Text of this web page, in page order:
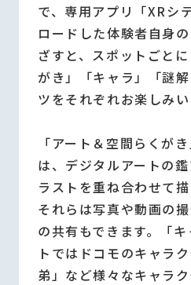
で、専用アプリ「XRシ
ロードした体験者自身
ざすと、スポットごと
がき」「キャラ」「謎
ツをそれぞれお楽しみい
「アート＆空間らくが
は、デジタルアートの
ラストを重ね合わせて描
それらは写真や動画の
の共有もできます。「
トではドコモのキャラ
弟」など様々なキャラ